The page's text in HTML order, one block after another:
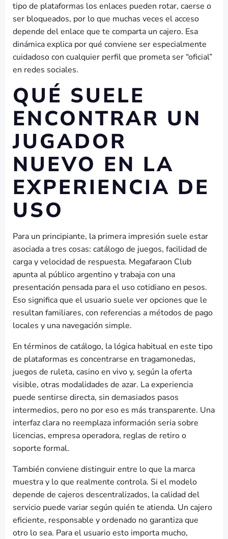
tipo de plataformas los enlaces pueden rotar, caerse o
ser bloqueados, por lo que muchas veces el acceso
depende del enlace que te comparta un cajero. Esa
dinámica explica por qué conviene ser especialmente
cuidadoso con cualquier perfil que prometa ser “oficial”
en redes sociales.
QUÉ SUELE
ENCONTRAR UN
JUGADOR
NUEVO EN LA
EXPERIENCIA DE
USO
Para un principiante, la primera impresión suele estar
asociada a tres cosas: catálogo de juegos, facilidad de
carga y velocidad de respuesta. Megafaraon Club
apunta al público argentino y trabaja con una
presentación pensada para el uso cotidiano en pesos.
Eso significa que el usuario suele ver opciones que le
resultan familiares, con referencias a métodos de pago
locales y una navegación simple.
En términos de catálogo, la lógica habitual en este tipo
de plataformas es concentrarse en tragamonedas,
juegos de ruleta, casino en vivo y, según la oferta
visible, otras modalidades de azar. La experiencia
puede sentirse directa, sin demasiados pasos
intermedios, pero no por eso es más transparente. Una
interfaz clara no reemplaza información seria sobre
licencias, empresa operadora, reglas de retiro o
soporte formal.
También conviene distinguir entre lo que la marca
muestra y lo que realmente controla. Si el modelo
depende de cajeros descentralizados, la calidad del
servicio puede variar según quién te atienda. Un cajero
eficiente, responsable y ordenado no garantiza que
otro lo sea. Para el usuario esto importa mucho,